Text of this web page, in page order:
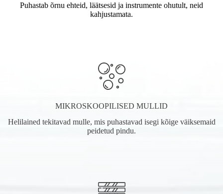
Puhastab õrnu ehteid, läätsesid ja instrumente ohutult, neid
kahjustamata.
MIKROSKOOPILISED MULLID
Helilained tekitavad mulle, mis puhastavad isegi kõige väiksemaid
peidetud pindu.